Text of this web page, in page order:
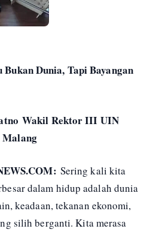
Dunia, Tapi Bayangan
Wakil Rektor III UIN
Sering kali kita
dalam hidup adalah dunia
keadaan, tekanan ekonomi,
silih berganti. Kita merasa